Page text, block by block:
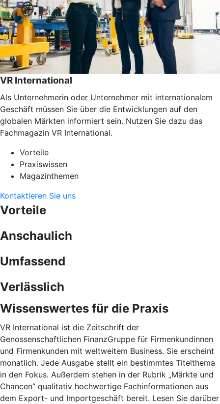
VR International
Als Unternehmerin oder Unternehmer mit internationalem
Geschäft müssen Sie über die Entwicklungen auf den
globalen Märkten informiert sein. Nutzen Sie dazu das
Fachmagazin VR International.
Vorteile
Praxiswissen
Magazinthemen
Kontaktieren Sie uns
Vorteile
Anschaulich
Umfassend
Verlässlich
Wissenswertes für die Praxis
VR International ist die Zeitschrift der
Genossenschaftlichen FinanzGruppe für Firmenkundinnen
und Firmenkunden mit weltweitem Business. Sie erscheint
monatlich. Jede Ausgabe stellt ein bestimmtes Titelthema
in den Fokus. Außerdem stehen in der Rubrik „Märkte und
Chancen” qualitativ hochwertige Fachinformationen aus
dem Export- und Importgeschäft bereit. Lesen Sie darüber